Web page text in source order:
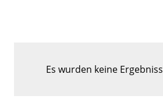
Es wurden keine